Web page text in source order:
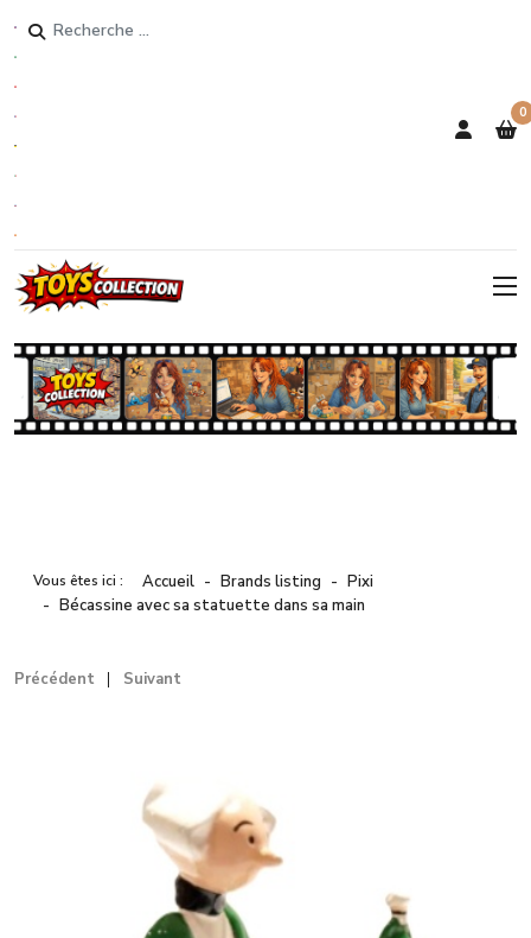
Rechercher
0
Vous êtes ici : Accueil Brands listing
Pixi
Bécassine avec sa statuette dans sa main
Précédent Suivant